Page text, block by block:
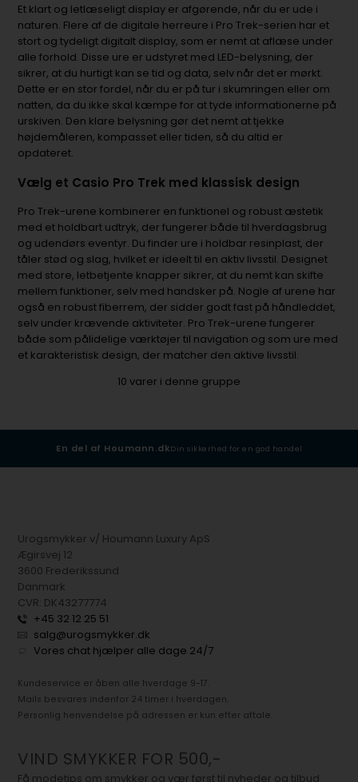
Et klart og letlæseligt display er afgørende, når du er ude i
naturen. Flere af de digitale herreure i Pro Trek-serien har et
stort og tydeligt digitalt display, som er nemt at aflæse under
alle forhold. Disse ure er udstyret med LED-belysning, der
sikrer, at du hurtigt kan se tid og data, selv når det er mørkt.
Dette er en stor fordel, når du er på tur i skumringen eller om
natten, da du ikke skal kæmpe for at tyde informationerne på
urskiven. Den klare belysning gør det nemt at tjekke
højdemåleren, kompasset eller tiden, så du altid er
opdateret.
Vælg et Casio Pro Trek med klassisk design
Pro Trek-urene kombinerer en funktionel og robust æstetik
med et holdbart udtryk, der fungerer både til hverdagsbrug
og udendørs eventyr. Du finder ure i holdbar resinplast, der
tåler stød og slag, hvilket er ideelt til en aktiv livsstil. Designet
med store, letbetjente knapper sikrer, at du nemt kan skifte
mellem funktioner, selv med handsker på. Nogle af urene har
også en robust fiberrem, der sidder godt fast på håndleddet,
selv under krævende aktiviteter. Pro Trek-urene fungerer
både som pålidelige værktøjer til navigation og som ure med
et karakteristisk design, der matcher den aktive livsstil.
10 varer i denne gruppe
En del af Houmann.dkDin sikkerhed for en god handel
Urogsmykker v/ Houmann Luxury ApS
Ægirsvej 12
3600 Frederikssund
Danmark
CVR: DK43277774
+45 32 12 25 51
salg@urogsmykker.dk
Vores chat hjælper alle dage 24/7
Kundeservice er åben alle hverdage 9-17.
Mails besvares indenfor 24 timer i hverdagen.
Personlig henvendelse på adressen er kun efter aftale.
VIND SMYKKER FOR 500,-
Få modetips om smykker og vær først til nyheder og tilbud